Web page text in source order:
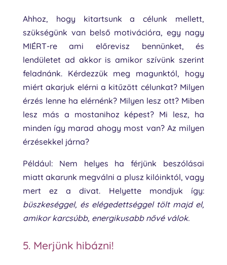
Ahhoz, hogy kitartsunk a célunk mellett,
szükségünk van belső motivációra, egy nagy
MIÉRT-re ami előrevisz bennünket, és
lendületet ad akkor is amikor szívünk szerint
feladnánk. Kérdezzük meg magunktól, hogy
miért akarjuk elérni a kitűzött célunkat? Milyen
érzés lenne ha elérnénk? Milyen lesz ott? Miben
lesz más a mostanihoz képest? Mi lesz, ha
minden így marad ahogy most van? Az milyen
érzésekkel járna?
Például: Nem helyes ha férjünk beszólásai
miatt akarunk megválni a plusz kilóinktól, vagy
mert ez a divat. Helyette mondjuk így:
büszkeséggel, és elégedettséggel tölt majd el,
amikor karcsúbb, energikusabb nővé válok.
5. Merjünk hibázni!